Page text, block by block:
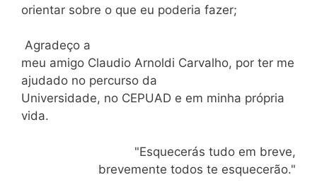
orientar sobre o que eu poderia fazer;
Agradeço a
meu amigo Claudio Arnoldi Carvalho, por ter me
ajudado no percurso da
Universidade, no CEPUAD e em minha própria
vida.
"Esquecerás tudo em breve,
brevemente todos te esquecerão."